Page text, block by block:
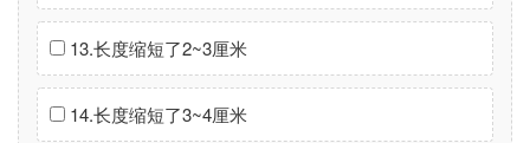
13.长度缩短了2~3厘米
14.长度缩短了3~4厘米